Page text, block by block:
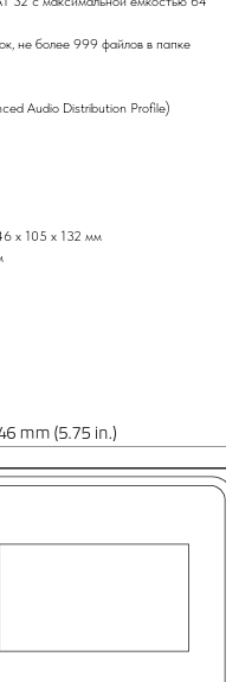
не более 999 файлов в папке
Audio Distribution Profile)
х 105 х 132 мм